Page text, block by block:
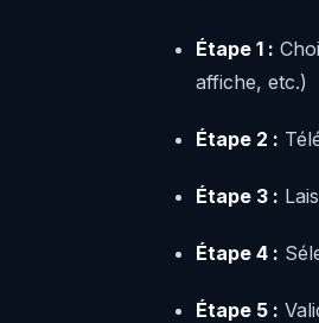
Étape 1 :
affiche, etc.)
Étape 2 :
Étape 3 :
Étape 4 :
Étape 5 :